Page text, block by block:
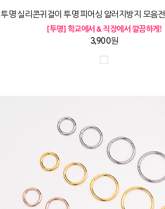
투명 실리콘귀걸이 투명 피어싱 알러지방지 모음
[투명] 학교에서 & 직장에서 깔끔하게!
3,900원